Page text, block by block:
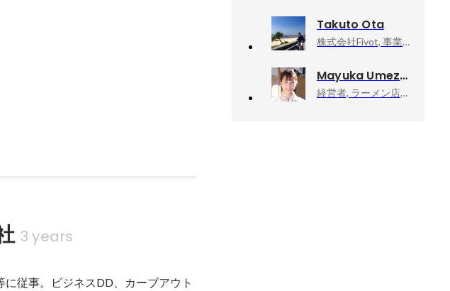
3 years
従事。ビジネスDD、カーブアウト
Takuto Ota
株式会社Fivot, 事業責任者
Mayuka Umezawa
経営者, ラーメン店店主